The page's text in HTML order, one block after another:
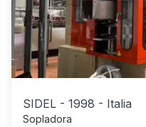
SIDEL - 1998 - Italia
Sopladora